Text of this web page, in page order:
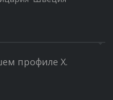
профиле X.